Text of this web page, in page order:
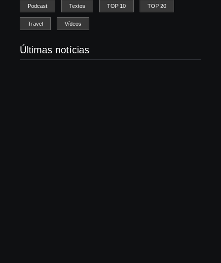
Podcast Textos TOP 10 TOP 20
Travel Vídeos
Últimas notícias